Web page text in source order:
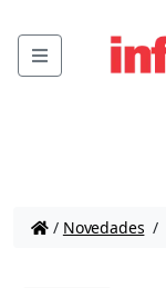
Menu
/ Novedades /